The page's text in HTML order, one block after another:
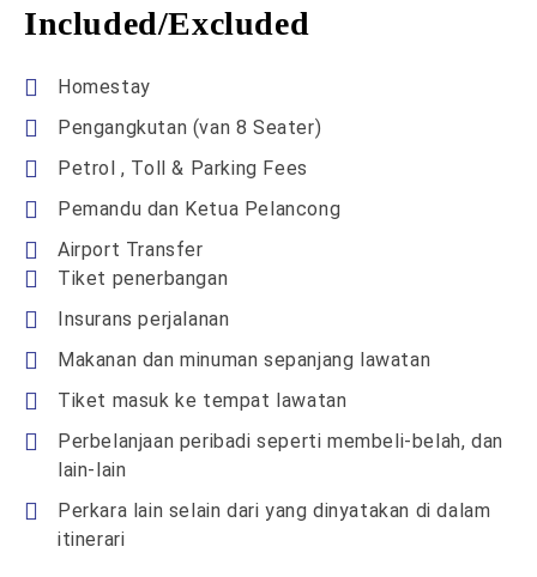
Included/Excluded
Homestay
Pengangkutan (van 8 Seater)
Petrol , Toll & Parking Fees
Pemandu dan Ketua Pelancong
Airport Transfer
Tiket penerbangan
Insurans perjalanan
Makanan dan minuman sepanjang lawatan
Tiket masuk ke tempat lawatan
Perbelanjaan peribadi seperti membeli-belah, dan
lain-lain
Perkara lain selain dari yang dinyatakan di dalam
itinerari